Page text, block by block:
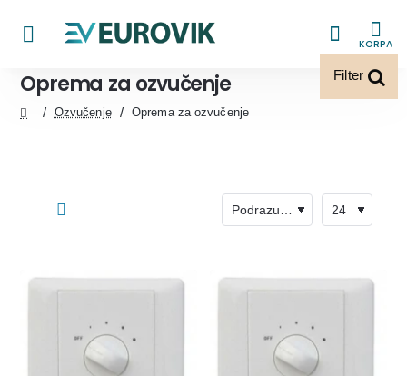
Filter
KORPA
Oprema za ozvučenje
Ozvučenje Oprema za ozvučenje